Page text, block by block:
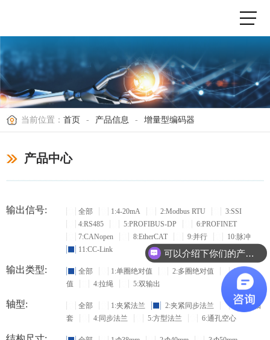
当前位置： 首页 - 产品信息 - 增量型编码器
产品中心
输出信号: 全部 1:4-20mA 2:Modbus RTU
3:SSI
4:RS485
5:PROFIBUS-DP
6:PROFINET
7:CANopen
8:EtherCAT 9:并行
10:脉冲
11:CC-Link
输出类型: 全部 1:单圈绝对值 2:多圈绝对值
3:增量
值
4:拉绳 5:双输出
轴型: 全部 1:夹紧法兰 2:夹紧同步法兰
3:盲孔轴
套
4:同步法兰 5:方型法兰 6:通孔空心
可以介绍下你们的产品么？
有技术参数，可以帮忙选型吗？